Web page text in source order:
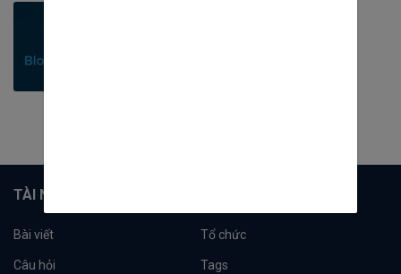
TÀI NGUYÊN
Bài viết Tổ chức
Câu hỏi Tags